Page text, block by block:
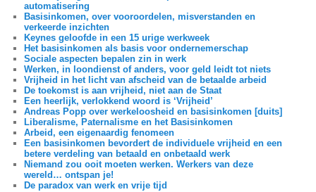
automatisering
Basisinkomen, over vooroordelen, misverstanden en
verkeerde inzichten
Keynes geloofde in een 15 urige werkweek
Het basisinkomen als basis voor ondernemerschap
Sociale aspecten bepalen zin in werk
Werken, in loondienst of anders, voor geld leidt tot niets
Vrijheid in het licht van afscheid van de betaalde arbeid
De toekomst is aan vrijheid, niet aan de Staat
Een heerlijk, verlokkend woord is ‘Vrijheid’
Andreas Popp over werkeloosheid en basisinkomen [duits]
Liberalisme, Paternalisme en het Basisinkomen
Arbeid, een eigenaardig fenomeen
Een basisinkomen bevordert de individuele vrijheid en een
betere verdeling van betaald en onbetaald werk
Niemand zou ooit moeten werken. Werkers van deze
wereld… ontspan je!
De paradox van werk en vrije tijd